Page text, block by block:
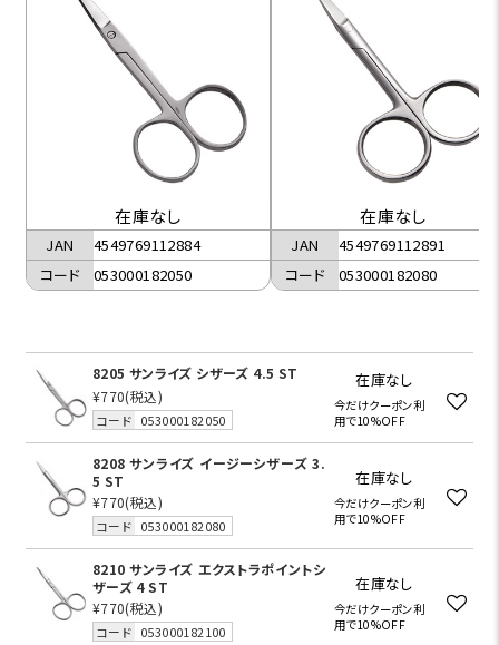
在庫なし
JAN
4549769112884
コード
053000182050
在庫なし
JAN
4549769112891
コード
053000182080
8205 サンライズ シザーズ 4.5 ST
¥770(税込)
コード 053000182050
在庫なし
今だけクーポン利
用で10%OFF
8208 サンライズ イージーシザーズ 3.
5 ST
¥770(税込)
コード 053000182080
在庫なし
今だけクーポン利
用で10%OFF
8210 サンライズ エクストラポイントシ
ザーズ 4 ST
¥770(税込)
コード 053000182100
在庫なし
今だけクーポン利
用で10%OFF